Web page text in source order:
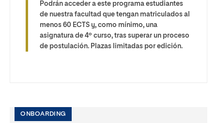
Podrán acceder a este programa estudiantes
de nuestra facultad que tengan matriculados al
menos 60 ECTS y, como mínimo, una
asignatura de 4º curso, tras superar un proceso
de postulación. Plazas limitadas por edición.
ONBOARDING